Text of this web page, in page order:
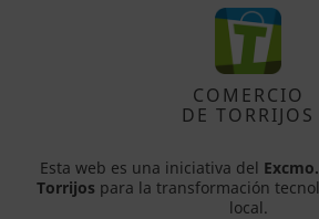
COMERCIO
DE TORRIJOS
Esta web es una iniciativa del
Torrijos para la transformación
local.